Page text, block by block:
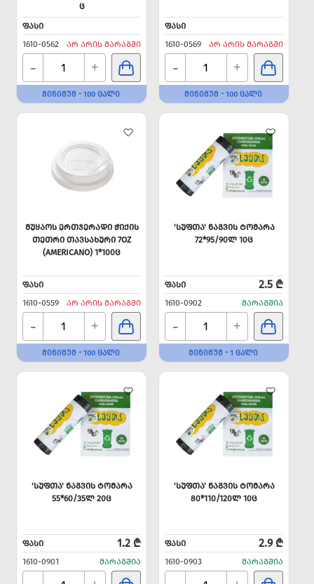
Ც
ᲤᲐᲡᲘ
1610-0562
ᲐᲠ ᲐᲠᲘᲡ ᲛᲐᲠᲐᲒᲨᲘ
- +
ᲛᲘᲜᲘᲛᲣᲛ - 100 ᲪᲐᲚᲘ
ᲤᲐᲡᲘ
1610-0569
ᲐᲠ ᲐᲠᲘᲡ ᲛᲐᲠᲐᲒᲨᲘ
- +
ᲛᲘᲜᲘᲛᲣᲛ - 100 ᲪᲐᲚᲘ
ᲛᲣᲧᲐᲝᲡ ᲔᲠᲗᲯᲔᲠᲐᲓᲘ ᲭᲘᲥᲘᲡ
ᲗᲔᲗᲠᲘ ᲗᲐᲕᲡᲐᲮᲣᲠᲘ 7OZ
(AMERICANO) 1*100Ც
ᲤᲐᲡᲘ
1610-0559
ᲐᲠ ᲐᲠᲘᲡ ᲛᲐᲠᲐᲒᲨᲘ
- +
ᲛᲘᲜᲘᲛᲣᲛ - 100 ᲪᲐᲚᲘ
'ᲡᲣᲤᲗᲐ' ᲜᲐᲒᲕᲘᲡ ᲢᲝᲛᲐᲠᲐ
72*95/90Ლ 10Ც
ᲤᲐᲡᲘ 2.5 ₾
1610-0902 ᲛᲐᲠᲐᲒᲨᲘᲐ
- +
ᲛᲘᲜᲘᲛᲣᲛ - 1 ᲪᲐᲚᲘ
'ᲡᲣᲤᲗᲐ' ᲜᲐᲒᲕᲘᲡ ᲢᲝᲛᲐᲠᲐ
55*60/35Ლ 20Ც
ᲤᲐᲡᲘ 1.2 ₾
1610-0901 ᲛᲐᲠᲐᲒᲨᲘᲐ
'ᲡᲣᲤᲗᲐ' ᲜᲐᲒᲕᲘᲡ ᲢᲝᲛᲐᲠᲐ
80*110/120Ლ 10Ც
ᲤᲐᲡᲘ 2.9 ₾
1610-0903 ᲛᲐᲠᲐᲒᲨᲘᲐ